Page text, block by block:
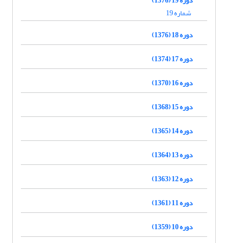
شماره 19
دوره 18 (1376)
دوره 17 (1374)
دوره 16 (1370)
دوره 15 (1368)
دوره 14 (1365)
دوره 13 (1364)
دوره 12 (1363)
دوره 11 (1361)
دوره 10 (1359)